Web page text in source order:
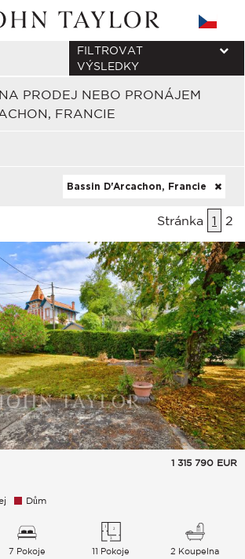
PRODEJ NEBO PRONÁJEM
FRANCIE
FILTROVAT
VÝSLEDKY
Bassin D'Arcachon, Francie
Stránka 1 2
1 315 790 EUR
Dům
7 Pokoje 11 Pokoje 2 Koupelna